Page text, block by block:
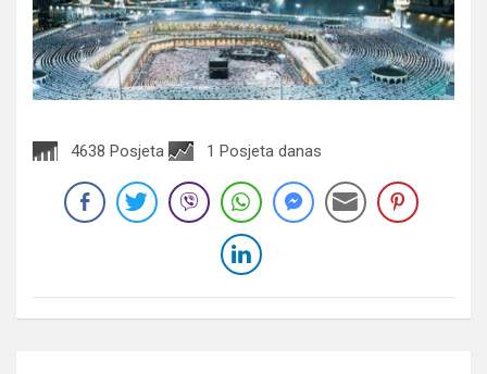
4638 Posjeta 1 Posjeta danas